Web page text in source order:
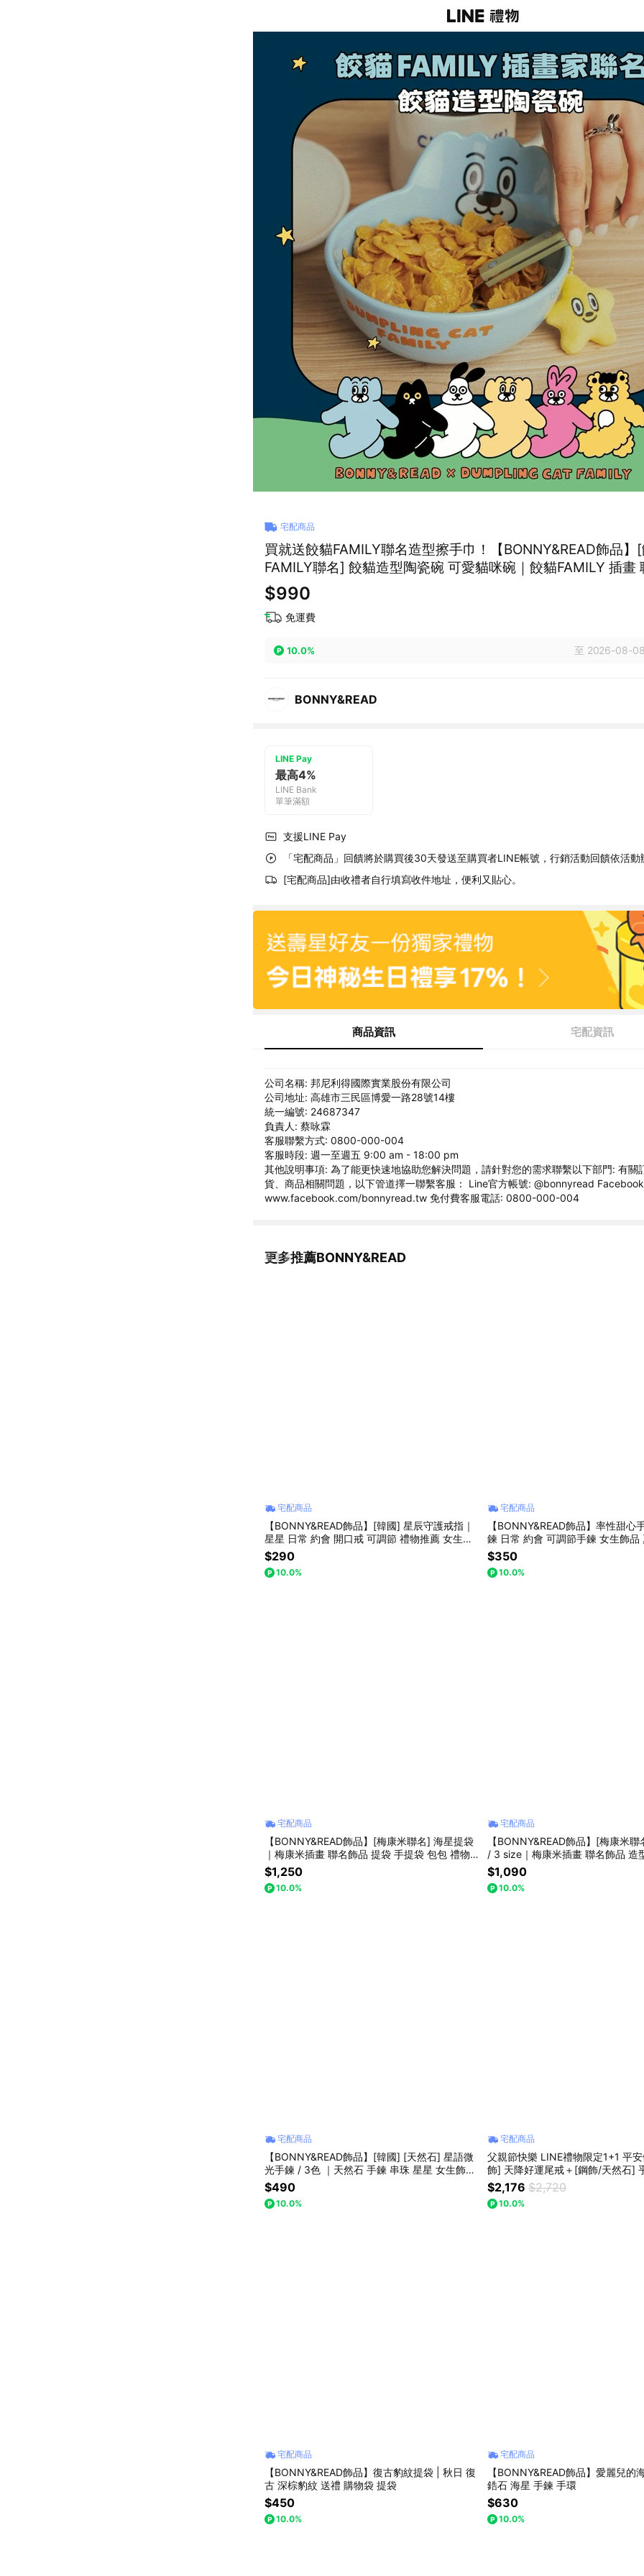
宅配商品
買就送餃貓FAMILY聯名造型擦手巾！【BONNY&READ飾品】
FAMILY聯名] 餃貓造型陶瓷碗 可愛貓咪碗｜餃貓FAMILY 插畫
具 生日禮物 畢業季禮物 禮物推薦 專屬包裝
$990
免運費
10.0% 至 2026-08-
BONNY&READ
LINE Pay
最高4%
LINE Bank
單筆滿額
支援LINE Pay
「宅配商品」回饋將於購買後30天發送至購買者LINE帳號，行銷活動回饋依活動
[宅配商品]由收禮者自行填寫收件地址，便利又貼心。
商品資訊 宅配資訊
公司名稱: 邦尼利得國際實業股份有限公司
公司地址: 高雄市三民區博愛一路28號14樓
統一編號: 24687347
負責人: 蔡咏霖
客服聯繫方式: 0800-000-004
客服時段: 週一至週五 9:00 am - 18:00 pm
其他說明事項: 為了能更快速地協助您解決問題，請針對您的需求聯繫以下部門: 有關
貨、商品相關問題，以下管道擇一聯繫客服： Line官方帳號: @bonnyread
www.facebook.com/bonnyread.tw 免付費客服電話: 0800-000-004
更多推薦BONNY&READ
看更多
宅配商品
【BONNY&READ飾品】[韓國] 星辰守護戒指｜
星星 日常 約會 開口戒 可調節 禮物推薦 女生飾
品 韓系
$290
10.0%
宅配商品
【BONNY&READ飾品】率性甜心
鍊 日常 約會 可調節手鍊 女生飾品
$350
10.0%
宅配商品
【BONNY&READ飾品】[梅康米聯名] 海星提袋
｜梅康米插畫 聯名飾品 提袋 手提袋 包包 禮物
推薦
$1,250
10.0%
宅配商品
【BONNY&READ飾品】[梅康米
/ 3 size｜梅康米插畫 聯名飾品 造
品 戒指 禮物推薦 專屬包裝
$1,090
10.0%
宅配商品
【BONNY&READ飾品】[韓國] [天然石] 星語微
光手鍊 / 3色 ｜天然石 手鍊 串珠 星星 女生飾品
韓國飾品 禮物推薦
$490
10.0%
宅配商品
父親節快樂 LINE禮物限定1+1 平
飾] 天降好運尾戒＋[鋼飾/天然石]
鍊 ｜大甲鎮瀾宮聯名 開運飾品 好
汗抗氧 招財 父親節 男友
$2,176 $2,720
10.0%
宅配商品
【BONNY&READ飾品】復古豹紋提袋 | 秋日 復
古 深棕豹紋 送禮 購物袋 提袋
$450
10.0%
宅配商品
【BONNY&READ飾品】愛麗兒的
鋯石 海星 手鍊 手環
$630
10.0%